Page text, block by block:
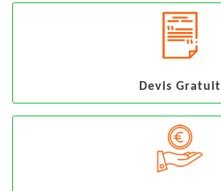
Devis Gratuit